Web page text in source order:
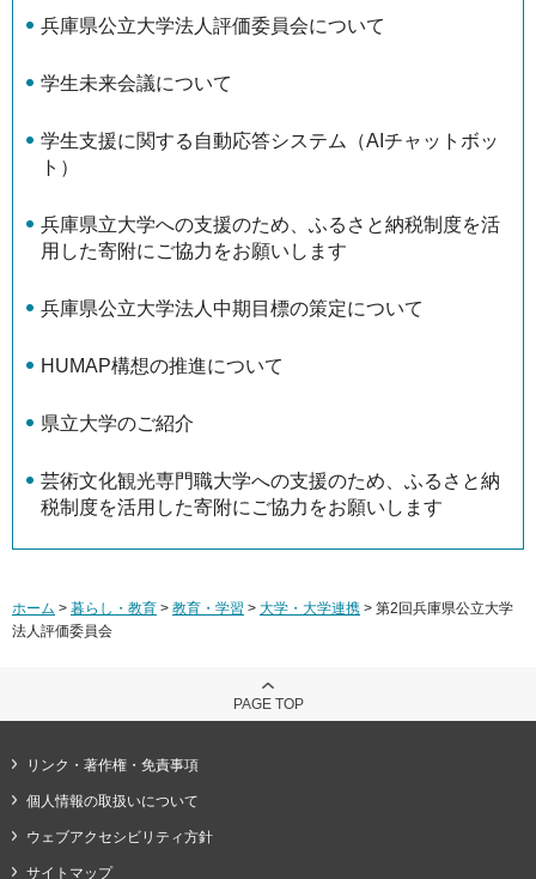
兵庫県公立大学法人評価委員会について
学生未来会議について
学生支援に関する自動応答システム（AIチャットボッ
ト）
兵庫県立大学への支援のため、ふるさと納税制度を活
用した寄附にご協力をお願いします
兵庫県公立大学法人中期目標の策定について
HUMAP構想の推進について
県立大学のご紹介
芸術文化観光専門職大学への支援のため、ふるさと納
税制度を活用した寄附にご協力をお願いします
ホーム > 暮らし・教育 > 教育・学習 > 大学・大学連携 > 第2回兵庫県公立大学
法人評価委員会
PAGE TOP
リンク・著作権・免責事項
個人情報の取扱いについて
ウェブアクセシビリティ方針
サイトマップ